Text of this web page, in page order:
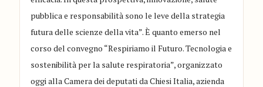
pubblica e responsabilità sono le leve della strategia
futura delle scienze della vita”. È quanto emerso nel
corso del convegno “Respiriamo il Futuro. Tecnologia e
sostenibilità per la salute respiratoria”, organizzato
oggi alla Camera dei deputati da Chiesi Italia, azienda